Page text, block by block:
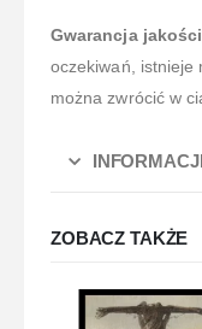
Gwarancja
oczekiwań, istnieje
można zwrócić w
ZOBACZ TAKŻE